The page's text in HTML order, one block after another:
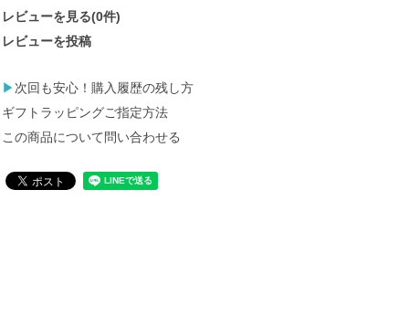
レビューを見る(0件)
レビューを投稿
▶ 次回も安心！購入履歴の残し方
ギフトラッピングご指定方法
この商品について問い合わせる